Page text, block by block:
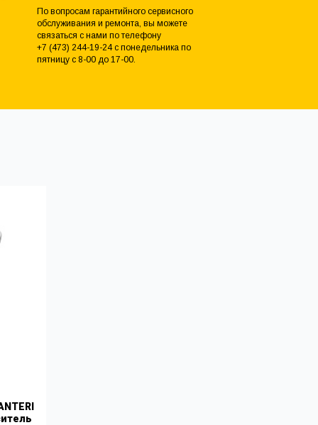
По вопросам гарантийного сервисного
обслуживания и ремонта, вы можете
связаться с нами по телефону
+7 (473) 244-19-24 с понедельника по
пятницу с 8-00 до 17-00.